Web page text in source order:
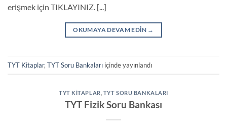
erişmek için TIKLAYINIZ. [...]
OKUMAYA DEVAM EDIN →
TYT Kitaplar, TYT Soru Bankaları içinde yayınlandı
TYT KITAPLAR TYT SORU BANKALARI
TYT Fizik Soru Bankası